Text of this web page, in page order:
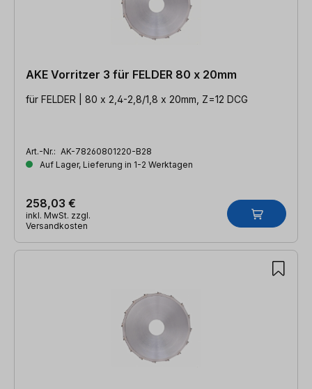
AKE Vorritzer 3 für FELDER 80 x 20mm
für FELDER | 80 x 2,4-2,8/1,8 x 20mm, Z=12 DCG
Art.-Nr.: AK-78260801220-B28
Auf Lager, Lieferung in 1-2 Werktagen
258,03 €
inkl. MwSt. zzgl.
Versandkosten